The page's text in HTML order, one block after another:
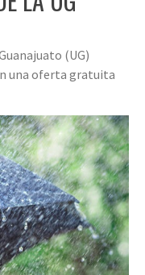
(UG)
una oferta gratuita